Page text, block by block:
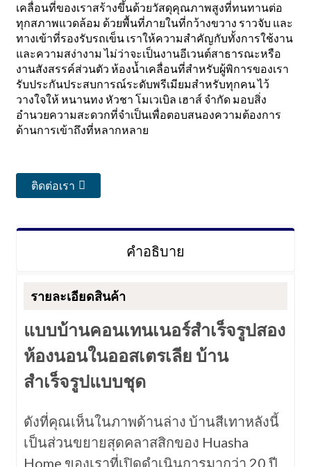
เคลื่อนที่ของเราสร้างขึ้นด้วยวัสดุคุณภาพสูงที่ทนทานต่อ
ทุกสภาพแวดล้อม ด้วยพื้นที่ภายในที่กว้างขวาง ราวจับ และ
ทางเข้าที่รองรับรถเข็น เราให้ความสำคัญกับทั้งการใช้งาน
และความสง่างาม ไม่ว่าจะเป็นงานอีเวนต์สาธารณะหรือ
งานสังสรรค์ส่วนตัว ห้องน้ำเคลื่อนที่สำหรับผู้พิการของเรา
รับประกันประสบการณ์ระดับพรีเมียมสำหรับทุกคน ไว้
วางใจให้ หนานทง หัวชา โมเวเบิล เฮาส์ จำกัด มอบสิ่ง
อำนวยความสะดวกที่จำเป็นเพื่อตอบสนองความต้องการ
ด้านการเข้าถึงที่หลากหลาย
ติดต่อเรา
คำอธิบาย
รายละเอียดสินค้า
แบบบ้านคอนเทนเนอร์สำเร็จรูปสอง
ห้องนอนในออสเตรเลีย บ้าน
สำเร็จรูปแบบชุด
ดังที่คุณเห็นในภาพด้านล่าง บ้านสีเทาหลังนี้
เป็นส่วนขยายสุดคลาสสิกของ Huasha
Home ของเราที่เปิดดำเนินการมากว่า 20 ปี